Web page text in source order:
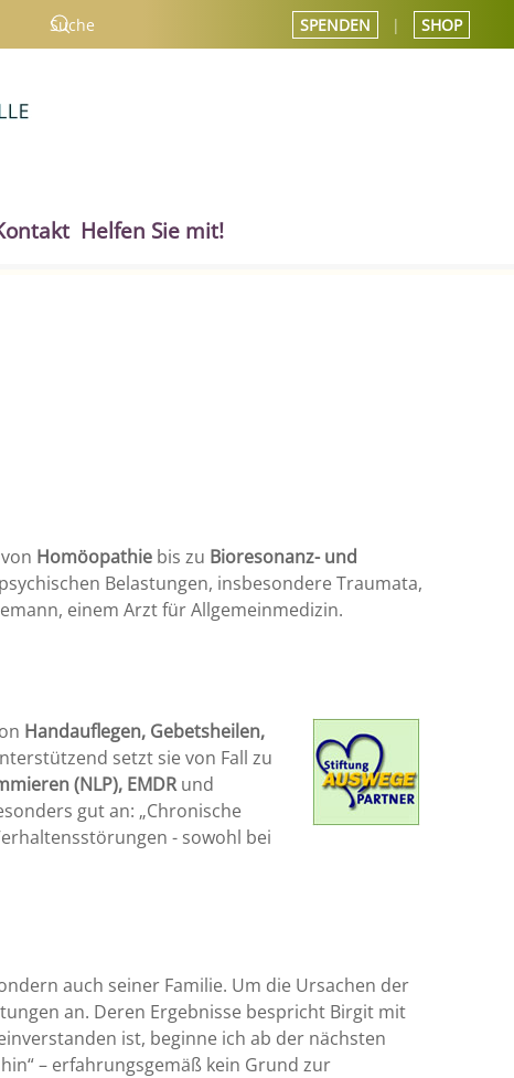
SPENDEN | SHOP
Helfen Sie mit!
Homöopathie bis zu Bioresonanz- und
Belastungen, insbesondere Traumata,
einem Arzt für Allgemeinmedizin.
Handauflegen, Gebetsheilen,
setzt sie von Fall zu
(NLP), EMDRund
gut an: „Chronische
- sowohl bei
auch seiner Familie. Um die Ursachen der
an. Deren Ergebnisse bespricht Birgit mit
ist, beginne ich ab der nächsten
– erfahrungsgemäß kein Grund zur